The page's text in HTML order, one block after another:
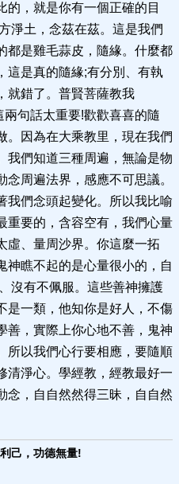
的，就是你有一個正確的目
淨土，念茲在茲。這是我們
都是雞毛蒜皮，隨緣。什麼都
這是真的隨緣;有分別、有執
就錯了。普賢菩薩教我
句話太重要!歡歡喜喜的隨
。因為在大乘教里，現在我們
我們知道三種周遍，無論是物
周遍法界，感應不可思議。
我們念頭起變化。所以我比喻
重要的，含容空有，我們心量
虛、量周沙界。你這麼一拓
神瞧不起的是心量很小的，自
沒有不佩服。這些善神擁護
是一類，他知你是好人，不傷
善，實際上你心地不善，鬼神
所以我們心行要相應，要隨順
清淨心。學經教，經教最好一
念，自自然然得三昧，自自然
己，功德無量!